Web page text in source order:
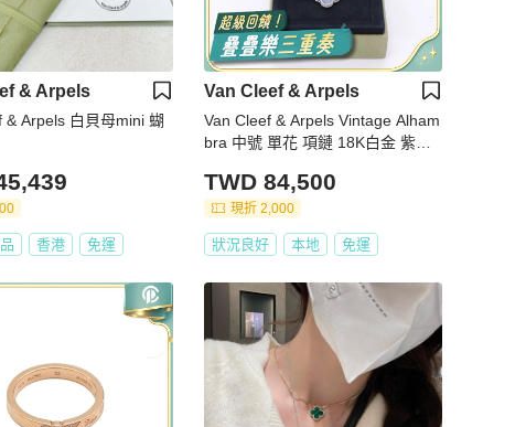
& Arpels
& Arpels 白貝母mini 蝴
香港 免運
Van Cleef & Arpels
Van Cleef & Arpels Vintage Alham
bra 中號 單花 項鏈 18K白金 紫玉
TWD 84,500
現折 2,000
狀況良好 本地 免運